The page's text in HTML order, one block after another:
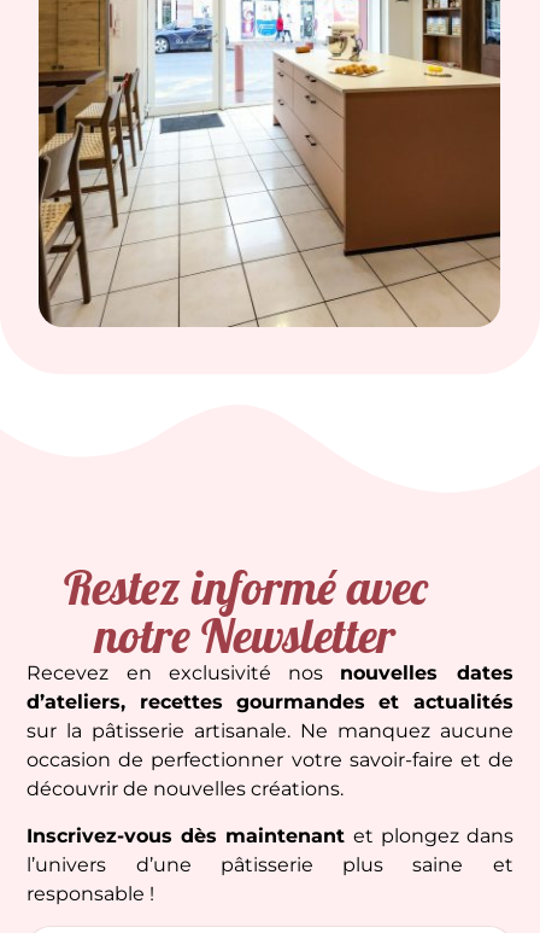
Restez informé avec
notre Newsletter
Recevez en exclusivité nos nouvelles dates
d’ateliers, recettes gourmandes et actualités
sur la pâtisserie artisanale. Ne manquez aucune
occasion de perfectionner votre savoir-faire et de
découvrir de nouvelles créations.
Inscrivez-vous dès maintenant et plongez dans
l’univers d’une pâtisserie plus saine et
responsable !